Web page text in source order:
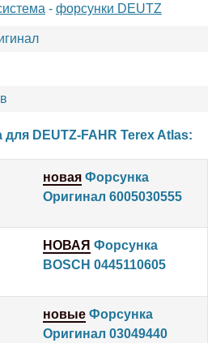
- форсунки DEUTZ
для DEUTZ-FAHR Terex Atlas:
новая Форсунка
Оригинал 6005030555
НОВАЯ Форсунка
BOSCH 0445110605
новые Форсунка
Оригинал 03049440